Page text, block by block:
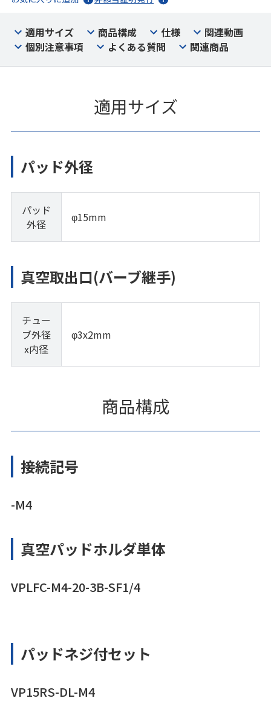
適用サイズ 商品構成 仕様
関連動画
個別注意事項
よくある質問 関連商品
適用サイズ
パッド外径
パッド
外径
φ15mm
真空取出口(バーブ継手)
チュー
ブ外径
x内径
φ3x2mm
商品構成
接続記号
-M4
真空パッドホルダ単体
VPLFC-M4-20-3B-SF1/4
パッドネジ付セット
VP15RS-DL-M4